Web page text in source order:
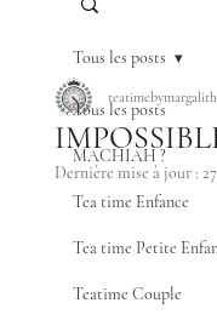
Tous les posts
MACHIAH ?
Tea time Enfance
Tea time Petite
Teatime Couple
Tous les posts
teatimebymargalith
Dernière mise à jour :